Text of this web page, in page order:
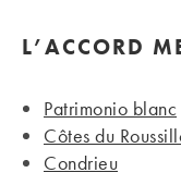
L’ACCORD
Patrimonio blanc
Côtes du
Condrieu